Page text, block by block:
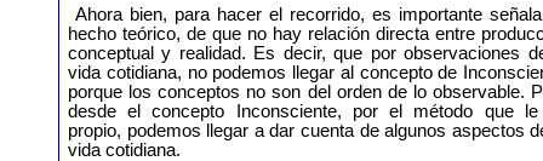
Ahora bien, para hacer el recorrido, es importante
hecho teórico, de que no hay relación directa entre
conceptual y realidad. Es decir, que por observaciones
vida cotidiana, no podemos llegar al concepto de
porque los conceptos no son del orden de lo observable.
desde el concepto Inconsciente, por el método que
propio, podemos llegar a dar cuenta de algunos aspectos
vida cotidiana.